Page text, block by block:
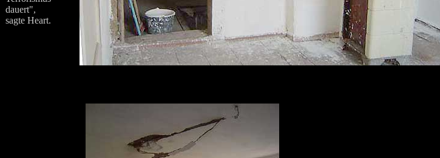
dauert",
sagte Heart.